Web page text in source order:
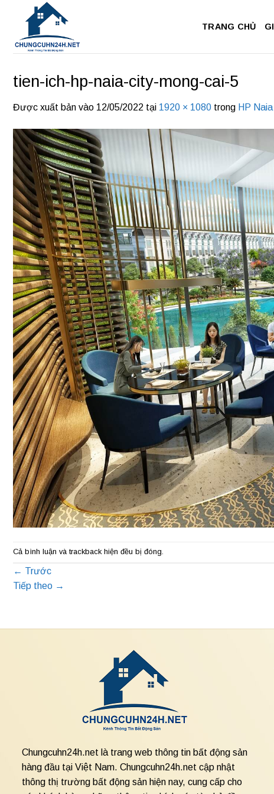
dung
TRANG CHỦ
tien-ich-hp-naia-city-mong-cai-5
Được xuất bản vào 12/05/2022 tại 1920 × 1080 trong HP
Cả bình luận và trackback hiện đều bị đóng.
← Trước
Tiếp theo →
Chungcuhn24h.net là trang web thông tin bất động sản
hàng đầu tại Việt Nam. Chungcuhn24h.net cập nhật
thông thị trường bất động sản hiện nay, cung cấp cho